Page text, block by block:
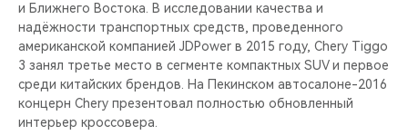
и Ближнего Востока. В исследовании качества и
надёжности транспортных средств, проведенного
американской компанией JDPower в 2015 году, Chery Tiggo
3 занял третье место в сегменте компактных SUV и первое
среди китайских брендов. На Пекинском автосалоне-2016
концерн Chery презентовал полностью обновленный
интерьер кроссовера.